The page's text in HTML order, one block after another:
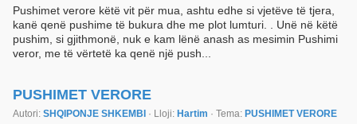
Pushimet verore këtë vit për mua, ashtu edhe si vjetëve të tjera,
kanë qenë pushime të bukura dhe me plot lumturi. . Unë në këtë
pushim, si gjithmonë, nuk e kam lënë anash as mesimin Pushimi
veror, me të vërtetë ka qenë një push...
PUSHIMET VERORE
Autori: SHQIPONJE SHKEMBI · Lloji: Hartim · Tema: PUSHIMET VERORE